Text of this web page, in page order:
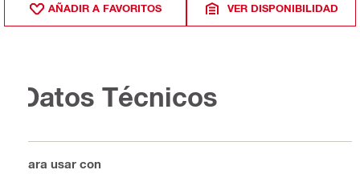
AÑADIR A FAVORITOS VER DISPONIBILIDAD
Datos Técnicos
Para usar con